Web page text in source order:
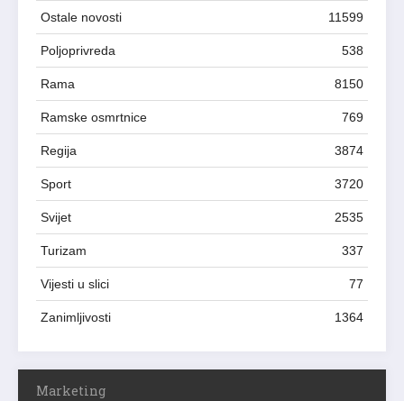
Ostale novosti 11599
Poljoprivreda 538
Rama 8150
Ramske osmrtnice 769
Regija 3874
Sport 3720
Svijet 2535
Turizam 337
Vijesti u slici 77
Zanimljivosti 1364
Marketing